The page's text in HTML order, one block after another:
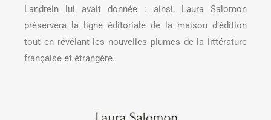
Landrein lui avait donnée : ainsi, Laura Salomon
préservera la ligne éditoriale de la maison d’édition
tout en révélant les nouvelles plumes de la littérature
française et étrangère.